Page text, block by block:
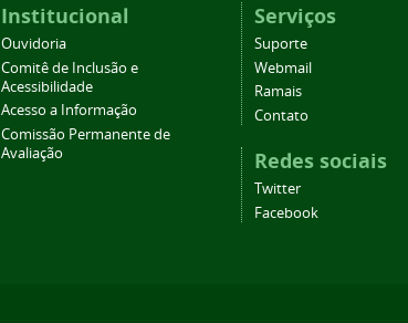
Institucional
Ouvidoria
Comitê de Inclusão e
Acessibilidade
Acesso a Informação
Comissão Permanente de
Avaliação
Serviços
Suporte
Webmail
Ramais
Contato
Redes sociais
Twitter
Facebook